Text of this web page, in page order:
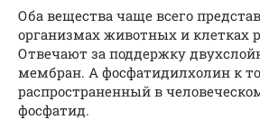
Оба вещества чаще всего
организмах животных и клетках
Отвечают за поддержку
мембран. А фосфатидилхолин к
распространенный в
фосфатид.